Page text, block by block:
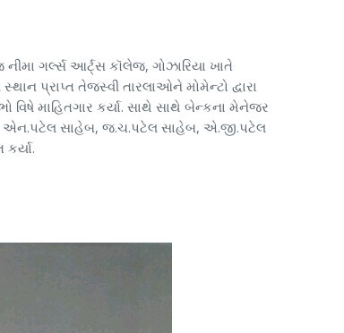
ગર્લ્સ આર્ટ્સ કૉલેજ, ગોઝારિયા ખાતે
પ્રાપ્ત તેજસ્વી તારલાઓને મોમેન્ટો દ્વારા
માહિતગાર કર્યા. સાથે સાથે બેન્કના મેનેજર
જે. એન.પટેલ સાહેબ, જ.ચ.પટેલ સાહેબ, એ.જી.પટેલ